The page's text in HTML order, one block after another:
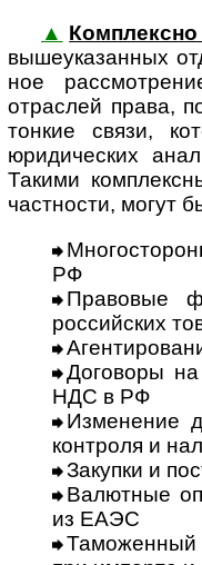
▲
вы­ше­ука­зан­ных
ное
отраслей права,
тонкие связи,
юридических
Такими
частности, могут
РФ
Правовые
российских
Договоры
НДС в РФ
Изменение
контроля и
Закупки и
Валютные
из ЕАЭС
Таможенный